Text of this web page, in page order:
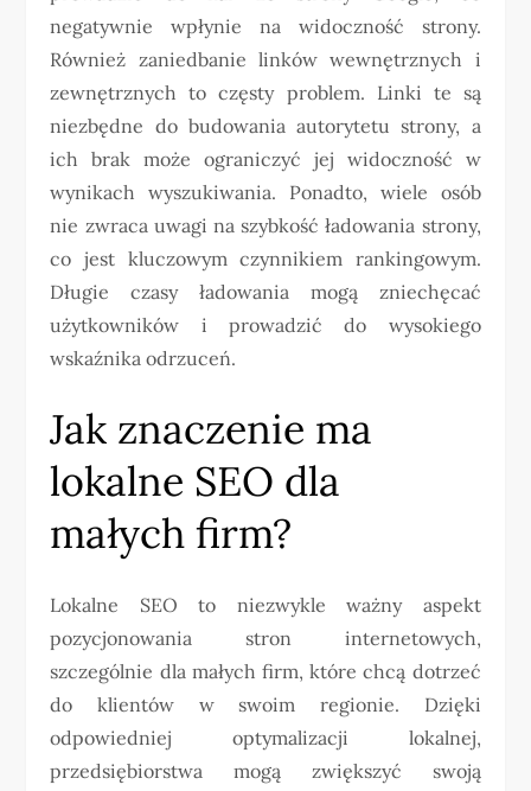
negatywnie wpłynie na widoczność strony.
Również zaniedbanie linków wewnętrznych i
zewnętrznych to częsty problem. Linki te są
niezbędne do budowania autorytetu strony, a
ich brak może ograniczyć jej widoczność w
wynikach wyszukiwania. Ponadto, wiele osób
nie zwraca uwagi na szybkość ładowania strony,
co jest kluczowym czynnikiem rankingowym.
Długie czasy ładowania mogą zniechęcać
użytkowników i prowadzić do wysokiego
wskaźnika odrzuceń.
Jak znaczenie ma
lokalne SEO dla
małych firm?
Lokalne SEO to niezwykle ważny aspekt
pozycjonowania stron internetowych,
szczególnie dla małych firm, które chcą dotrzeć
do klientów w swoim regionie. Dzięki
odpowiedniej optymalizacji lokalnej,
przedsiębiorstwa mogą zwiększyć swoją